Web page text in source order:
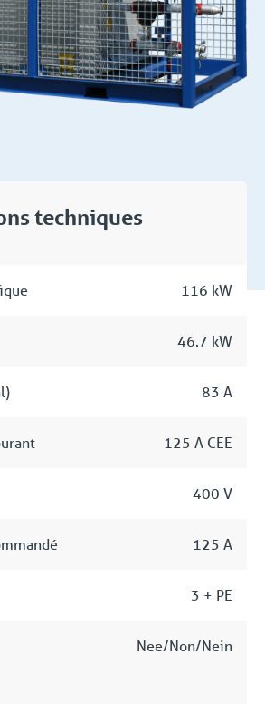
techniques
116 kW
46.7 kW
83 A
125 A CEE
400 V
125 A
3 + PE
Nee/Non/Nein